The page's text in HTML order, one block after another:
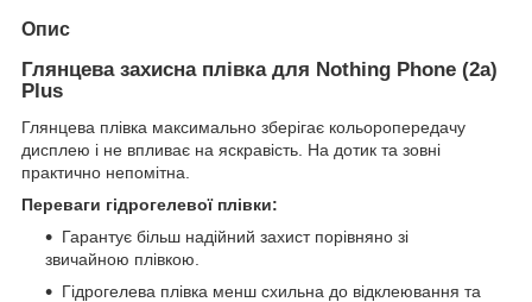
Опис
Глянцева захисна плівка для Nothing Phone (2a)
Plus
Глянцева плівка максимально зберігає кольоропередачу
дисплею і не впливає на яскравість. На дотик та зовні
практично непомітна.
Переваги гідрогелевої плівки:
Гарантує більш надійний захист порівняно зі
звичайною плівкою.
Гідрогелева плівка менш схильна до відклеювання та